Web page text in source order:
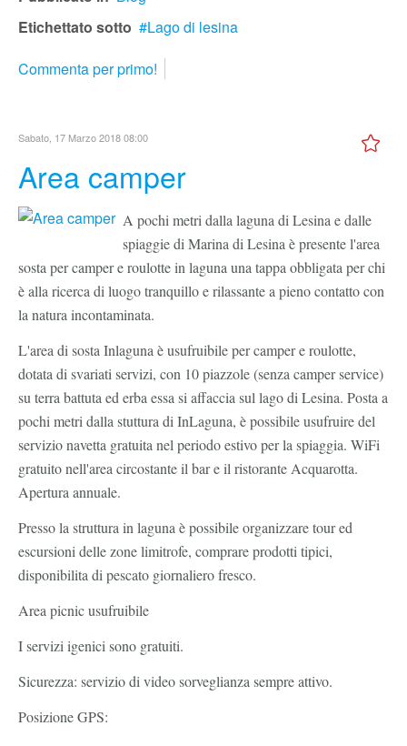
Etichettato sotto
Lago di lesina
Commenta per primo!
Sabato, 17 Marzo 2018 08:00
Area camper
A pochi metri dalla laguna di Lesina e dalle
spiaggie di Marina di Lesina è presente l'area
sosta per camper e roulotte in laguna una tappa obbligata per chi
è alla ricerca di luogo tranquillo e rilassante a pieno contatto con
la natura incontaminata.
L'area di sosta Inlaguna è usufruibile per camper e roulotte,
dotata di svariati servizi, con 10 piazzole (senza camper service)
su terra battuta ed erba essa si affaccia sul lago di Lesina. Posta a
pochi metri dalla stuttura di InLaguna, è possibile usufruire del
servizio navetta gratuita nel periodo estivo per la spiaggia. WiFi
gratuito nell'area circostante il bar e il ristorante Acquarotta.
Apertura annuale.
Presso la struttura in laguna è possibile organizzare tour ed
escursioni delle zone limitrofe, comprare prodotti tipici,
disponibilita di pescato giornaliero fresco.
Area picnic usufruibile
I servizi igenici sono gratuiti.
Sicurezza: servizio di video sorveglianza sempre attivo.
Posizione GPS: